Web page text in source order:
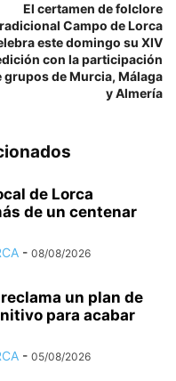
El certamen de folclore
Campo de Lorca
este domingo su XIV
con la participación
grupos de Murcia, Málaga
y Almería
de Lorca
de un centenar
- 08/08/2026
un plan de
para acabar
- 05/08/2026